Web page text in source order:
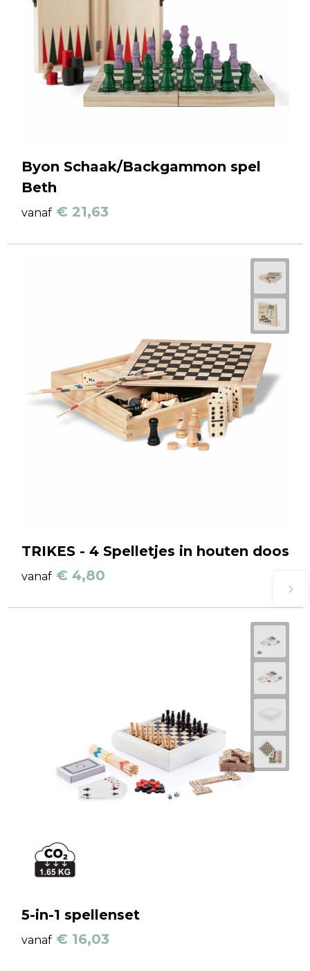
Byon Schaak/Backgammon spel
Beth
vanaf € 21,63
TRIKES - 4 Spelletjes in houten doos
vanaf € 4,80
5-in-1 spellenset
vanaf € 16,03